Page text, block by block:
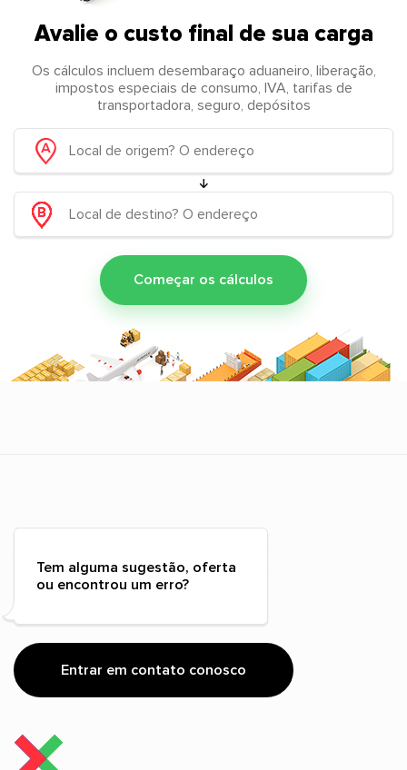
Avalie o custo final de sua carga
Os cálculos incluem desembaraço aduaneiro, liberação,
impostos especiais de consumo, IVA, tarifas de
transportadora, seguro, depósitos
Começar os cálculos
Tem alguma sugestão, oferta
ou encontrou um erro?
Entrar em contato conosco